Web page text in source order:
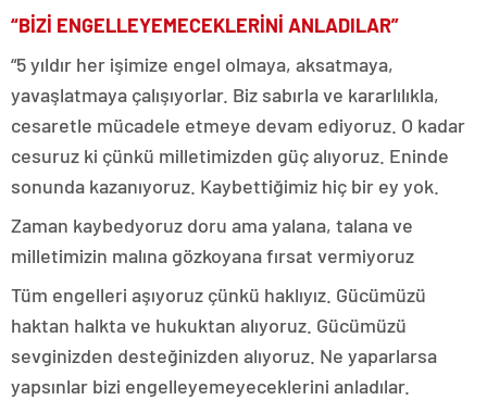
“BİZİ ENGELLEYEMECEKLERİNİ ANLADILAR”
“5 yıldır her işimize engel olmaya, aksatmaya,
yavaşlatmaya çalışıyorlar. Biz sabırla ve kararlılıkla,
cesaretle mücadele etmeye devam ediyoruz. O kadar
cesuruz ki çünkü milletimizden güç alıyoruz. Eninde
sonunda kazanıyoruz. Kaybettiğimiz hiç bir ey yok.
Zaman kaybedyoruz doru ama yalana, talana ve
milletimizin malına gözkoyana fırsat vermiyoruz
Tüm engelleri aşıyoruz çünkü haklıyız. Gücümüzü
haktan halkta ve hukuktan alıyoruz. Gücümüzü
sevginizden desteğinizden alıyoruz. Ne yaparlarsa
yapsınlar bizi engelleyemeyeceklerini anladılar.